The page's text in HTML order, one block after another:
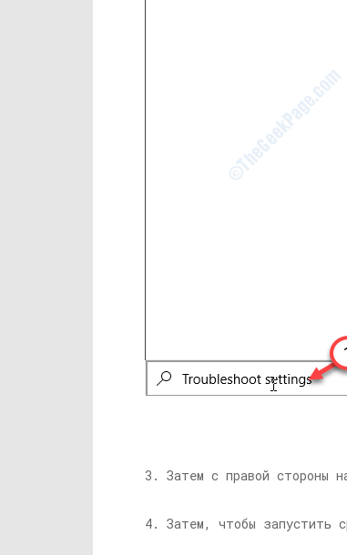
3. Затем с правой стороны
4. Затем, чтобы запустить